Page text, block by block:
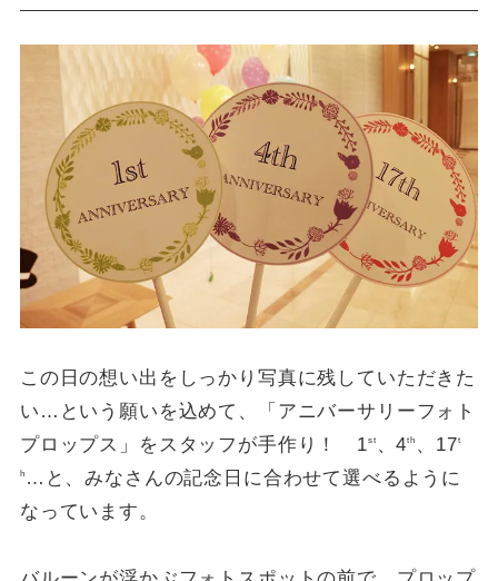
この日の想い出をしっかり写真に残していただきた
い…という願いを込めて、「アニバーサリーフォト
プロップス」をスタッフが手作り！ 1st 、4th 、17t
h …と、みなさんの記念日に合わせて選べるように
なっています。